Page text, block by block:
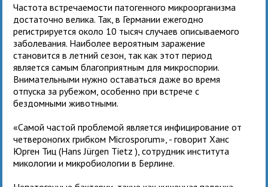
Частота встречаемости патогенного микроорганизма
достаточно велика. Так, в Германии ежегодно
регистрируется около 10 тысяч случаев описываемого
заболевания. Наиболее вероятным заражение
становится в летний сезон, так как этот период
является самым благоприятным для микроспории.
Внимательными нужно оставаться даже во время
отпуска за рубежом, особенно при встрече с
бездомными животными.
«Самой частой проблемой является инфицирование от
четвероногих грибком Microsporum», - говорит Ханс
Юрген Тиц (Hans Jürgen Tietz ), сотрудник института
микологии и микробиологии в Берлине.